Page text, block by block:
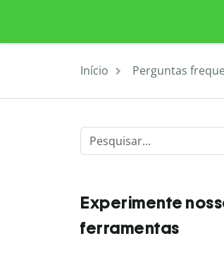
Início Perguntas
Experimente
ferramentas